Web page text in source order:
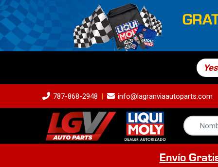
787-868-2948 info@lagranviaautoparts.com
Envío